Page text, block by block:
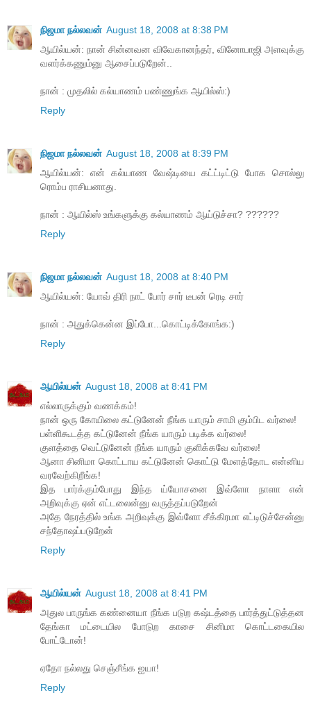
நிஜமா நல்லவன் August 18, 2008 at 8:38 PM
ஆயில்யன்: நான் சின்னவன விவேகானந்தர், வினோபாஜி அளவுக்கு
வளர்க்கணும்னு ஆசைப்படுறேன்..
நான் : முதலில் கல்யாணம் பண்ணுங்க ஆயில்ஸ்:)
Reply
நிஜமா நல்லவன் August 18, 2008 at 8:39 PM
ஆயில்யன்: என் கல்யாண வேஷ்டியை கட்ட்டிட்டு போக சொல்லு
ரொம்ப ராசியனாது.
நான் : ஆயில்ஸ் உங்களுக்கு கல்யாணம் ஆய்டுச்சா? ??????
Reply
நிஜமா நல்லவன் August 18, 2008 at 8:40 PM
ஆயில்யன்: யோவ் திரி நாட் போர் சார் டீபன் ரெடி சார்
நான் : அதுக்கென்ன இப்போ...கொட்டிக்கோங்க:)
Reply
ஆயில்யன் August 18, 2008 at 8:41 PM
எல்லாருக்கும் வணக்கம்!
நான் ஒரு கோயிலை கட்டுனேன் நீங்க யாரும் சாமி கும்பிட வர்லை!
பள்ளிகூடத்த கட்டுனேன் நீங்க யாரும் படிக்க வர்லை!
குளத்தை வெட்டுனேன் நீங்க யாரும் குளிக்கவே வர்லை!
ஆனா சினிமா கொட்டாய கட்டுனேன் கொட்டு மேளத்தோட என்னிய
வரவேற்கிறீங்க!
இத பார்க்கும்போது இந்த ய்யோசனை இவ்ளோ நாளா என்
அறிவுக்கு ஏன் எட்டலைன்னு வருத்தப்படுறேன்
அதே நேரத்தில் உங்க அறிவுக்கு இவ்ளோ சீக்கிரமா எட்டிடுச்சேன்னு
சந்தோஷப்படுறேன்
Reply
ஆயில்யன் August 18, 2008 at 8:41 PM
அதுல பாருங்க கண்னையா நீங்க படுற கஷ்டத்தை பார்த்துட்டுத்தன
தேங்கா மட்டையில போடுற காசை சினிமா கொட்டகையில
போட்டோன்!
ஏதோ நல்லது செஞ்சீங்க ஐயா!
Reply